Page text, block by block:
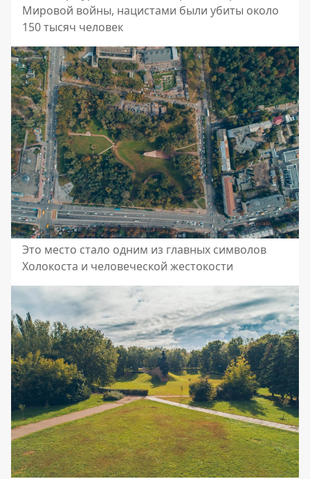
Мировой войны, нацистами были убиты около
150 тысяч человек
Это место стало одним из главных символов
Холокоста и человеческой жестокости